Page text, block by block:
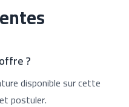
?
disponible sur cette
postuler.